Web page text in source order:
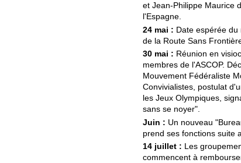
et Jean-Philippe Maurice
l'Espagne.
24 mai : Date espérée
de la Route Sans
30 mai : Réunion en
membres de l'ASCOP.
Mouvement Fédéraliste
Convivialistes, postulat
les Jeux Olympiques,
sans se noyer".
Juin : Un nouveau
prend ses fonctions suite
14 juillet : Les
commencent à